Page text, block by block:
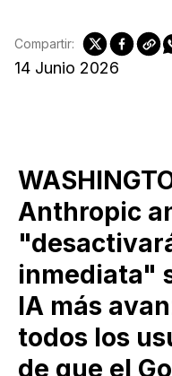
14 Junio 2026
Compartir:
Anthropic
inmediata"
IA más
todos los
de que el